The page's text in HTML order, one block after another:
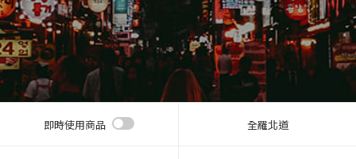
文 (台灣)
即時使用商品 全羅北道